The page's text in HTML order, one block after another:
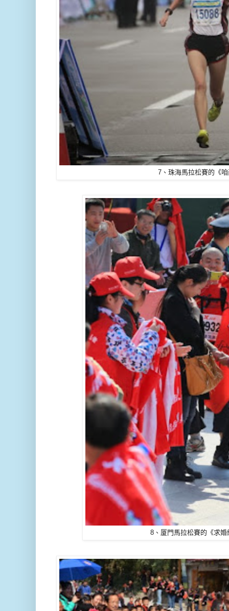
7、珠海馬拉松賽的《
8、厦門馬拉松賽的《求婚